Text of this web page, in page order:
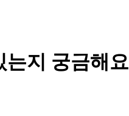
는지 궁금해요